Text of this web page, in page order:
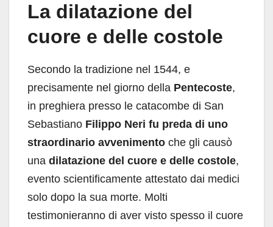
La dilatazione del
cuore e delle costole
Secondo la tradizione nel 1544, e
precisamente nel giorno della Pentecoste,
in preghiera presso le catacombe di San
Sebastiano Filippo Neri fu preda di uno
straordinario avvenimento che gli causò
una dilatazione del cuore e delle costole,
evento scientificamente attestato dai medici
solo dopo la sua morte. Molti
testimonieranno di aver visto spesso il cuore